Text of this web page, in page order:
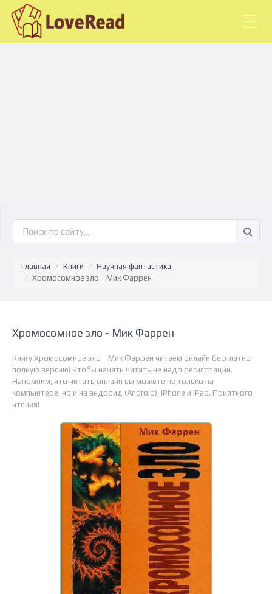
Главная Книги
Научная фантастика
Хромосомное зло - Мик Фаррен
Хромосомное зло - Мик Фаррен
Книгу Хромосомное зло - Мик Фаррен читаем онлайн бесплатно
полную версию! Чтобы начать читать не надо регистрации.
Напомним, что читать онлайн вы можете не только на
компьютере, но и на андроид (Android), iPhone и iPad. Приятного
чтения!